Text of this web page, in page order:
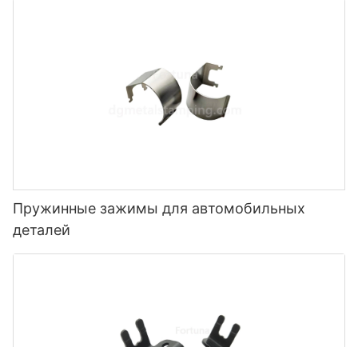
Пружинные зажимы для автомобильных
деталей